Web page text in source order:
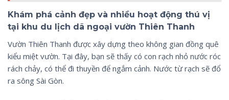
Khám phá cảnh đẹp và nhiều hoạt động thú vị
tại khu du lịch dã ngoại vườn Thiên Thanh
Vườn Thiên Thanh được xây dựng theo không gian đồng quê
kiểu miệt vườn. Tại đây, bạn sẽ thấy có con rạch nhỏ nước róc
rách chảy, có thể đi thuyền để ngắm cảnh. Nước từ rạch sẽ đổ
ra sông Sài Gòn.